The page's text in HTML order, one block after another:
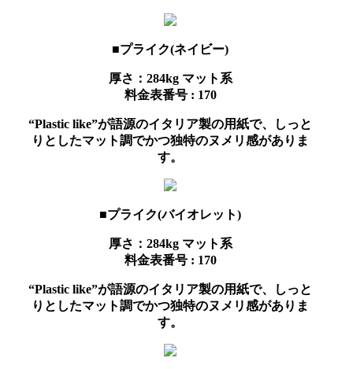
■プライク(ネイビー)
厚さ：284kg マット系
料金表番号 : 170
“Plastic like”が語源のイタリア製の用紙で、しっと
りとしたマット調でかつ独特のヌメリ感がありま
す。
■プライク(バイオレット)
厚さ：284kg マット系
料金表番号 : 170
“Plastic like”が語源のイタリア製の用紙で、しっと
りとしたマット調でかつ独特のヌメリ感がありま
す。